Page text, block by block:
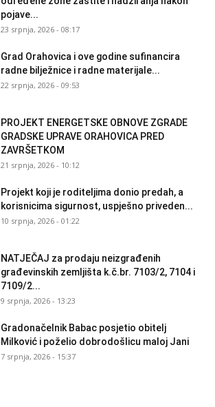
pojave...
23 srpnja, 2026 - 08:17
Grad Orahovica i ove godine sufinancira
radne bilježnice i radne materijale...
22 srpnja, 2026 - 09:53
PROJEKT ENERGETSKE OBNOVE ZGRADE
GRADSKE UPRAVE ORAHOVICA PRED
ZAVRŠETKOM
21 srpnja, 2026 - 10:12
Projekt koji je roditeljima donio predah, a
korisnicima sigurnost, uspješno priveden...
10 srpnja, 2026 - 01:22
NATJEČAJ za prodaju neizgrađenih
građevinskih zemljišta k.č.br. 7103/2, 7104 i
7109/2...
9 srpnja, 2026 - 13:23
Gradonačelnik Babac posjetio obitelj
Milković i poželio dobrodošlicu maloj Jani
7 srpnja, 2026 - 15:37